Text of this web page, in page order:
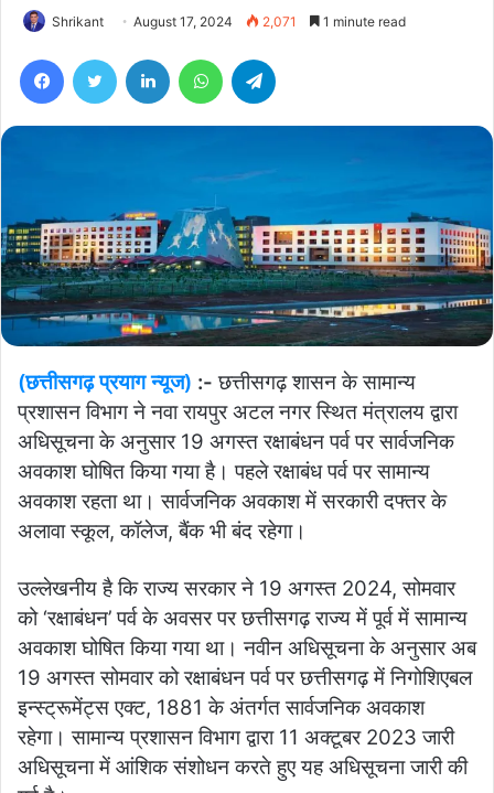
Shrikant August 17, 2024 2,071 1 minute read
(छत्तीसगढ़ प्रयाग न्यूज) :- छत्तीसगढ़ शासन के सामान्य
प्रशासन विभाग ने नवा रायपुर अटल नगर स्थित मंत्रालय द्वारा
अधिसूचना के अनुसार 19 अगस्त रक्षाबंधन पर्व पर सार्वजनिक
अवकाश घोषित किया गया है। पहले रक्षाबंध पर्व पर सामान्य
अवकाश रहता था। सार्वजनिक अवकाश में सरकारी दफ्तर के
अलावा स्कूल, कॉलेज, बैंक भी बंद रहेगा।
उल्लेखनीय है कि राज्य सरकार ने 19 अगस्त 2024, सोमवार
को ‘रक्षाबंधन’ पर्व के अवसर पर छत्तीसगढ़ राज्य में पूर्व में सामान्य
अवकाश घोषित किया गया था। नवीन अधिसूचना के अनुसार अब
19 अगस्त सोमवार को रक्षाबंधन पर्व पर छत्तीसगढ़ में निगोशिएबल
इन्स्ट्रूमेंट्स एक्ट, 1881 के अंतर्गत सार्वजनिक अवकाश
रहेगा। सामान्य प्रशासन विभाग द्वारा 11 अक्टूबर 2023 जारी
अधिसूचना में आंशिक संशोधन करते हुए यह अधिसूचना जारी की